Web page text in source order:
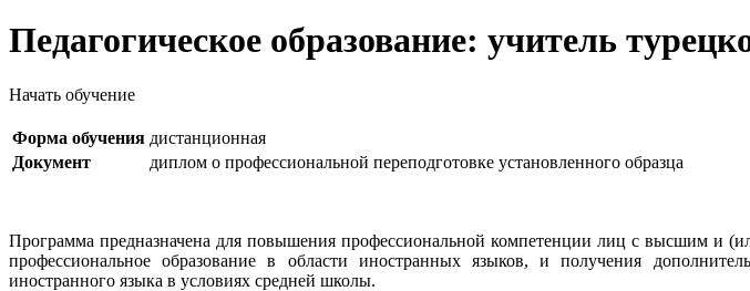
Педагогическое образование: учитель
Начать обучение
Форма обучения дистанционная
Документ
диплом о профессиональной переподготовке установленного образца
Программа предназначена для повышения профессиональной компетенции лиц с высшим и
профессиональное образование в области иностранных языков, и получения
иностранного языка в условиях средней школы.